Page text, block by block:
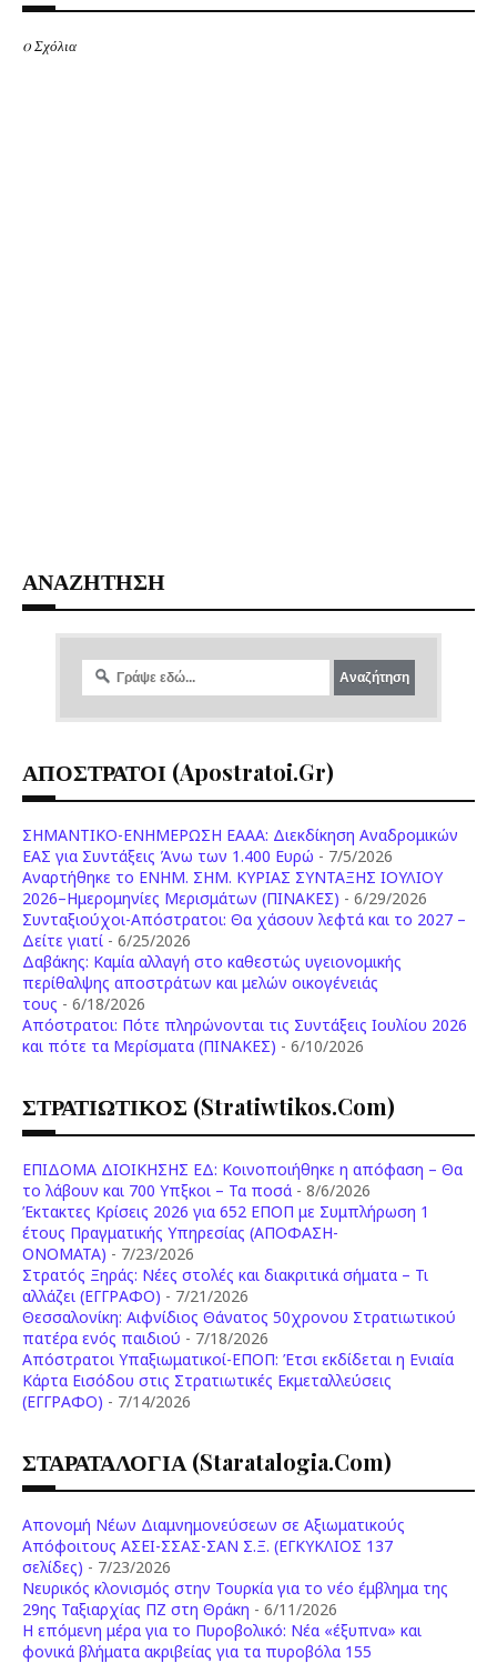
0 Σχόλια
ΑΝΑΖΗΤΗΣΗ
ΑΠΟΣΤΡΑΤΟΙ (apostratoi.gr)
ΣΗΜΑΝΤΙΚΟ-ΕΝΗΜΕΡΩΣΗ ΕΑΑΑ: Διεκδίκηση Αναδρομικών
ΕΑΣ για Συντάξεις Άνω των 1.400 Ευρώ - 7/5/2026
Aναρτήθηκε το ENHM. ΣΗΜ. ΚΥΡΙΑΣ ΣΥΝΤΑΞΗΣ ΙΟΥΛΙΟΥ
2026–Ημερομηνίες Μερισμάτων (ΠΙΝΑΚΕΣ) - 6/29/2026
Συνταξιούχοι-Απόστρατοι: Θα χάσουν λεφτά και το 2027 –
Δείτε γιατί - 6/25/2026
Δαβάκης: Καμία αλλαγή στο καθεστώς υγειονομικής
περίθαλψης αποστράτων και μελών οικογένειάς
τους - 6/18/2026
Aπόστρατοι: Πότε πληρώνονται τις Συντάξεις Ιουλίου 2026
και πότε τα Μερίσματα (ΠΙΝΑΚΕΣ) - 6/10/2026
ΣΤΡΑΤΙΩΤΙΚΟΣ (stratiwtikos.com)
ΕΠΙΔΟΜΑ ΔΙΟΙΚΗΣΗΣ ΕΔ: Κοινοποιήθηκε η απόφαση – Θα
το λάβουν και 700 Υπξκοι – Τα ποσά - 8/6/2026
Έκτακτες Κρίσεις 2026 για 652 ΕΠΟΠ με Συμπλήρωση 1
έτους Πραγματικής Υπηρεσίας (ΑΠΟΦΑΣΗ-
ONOMATA) - 7/23/2026
Στρατός Ξηράς: Νέες στολές και διακριτικά σήματα – Τι
αλλάζει (ΕΓΓΡΑΦΟ) - 7/21/2026
Θεσσαλονίκη: Αιφνίδιος Θάνατος 50χρονου Στρατιωτικού
πατέρα ενός παιδιού - 7/18/2026
Απόστρατοι Υπαξιωματικοί-ΕΠΟΠ: Έτσι εκδίδεται η Ενιαία
Κάρτα Εισόδου στις Στρατιωτικές Εκμεταλλεύσεις
(ΕΓΓΡΑΦΟ) - 7/14/2026
ΣΤΑΡΑΤΑΛΟΓΙΑ (staratalogia.com)
Απονομή Νέων Διαμνημονεύσεων σε Αξιωματικούς
Απόφοιτους ΑΣΕΙ-ΣΣΑΣ-ΣΑΝ Σ.Ξ. (ΕΓΚΥΚΛΙΟΣ 137
σελίδες) - 7/23/2026
Νευρικός κλονισμός στην Τουρκία για το νέο έμβλημα της
29ης Ταξιαρχίας ΠΖ στη Θράκη - 6/11/2026
Η επόμενη μέρα για το Πυροβολικό: Νέα «έξυπνα» και
φονικά βλήματα ακριβείας για τα πυροβόλα 155